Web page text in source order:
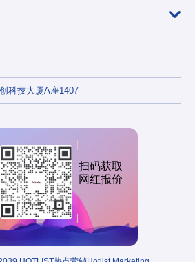
科技大厦A座1407
扫码获取
网红报价